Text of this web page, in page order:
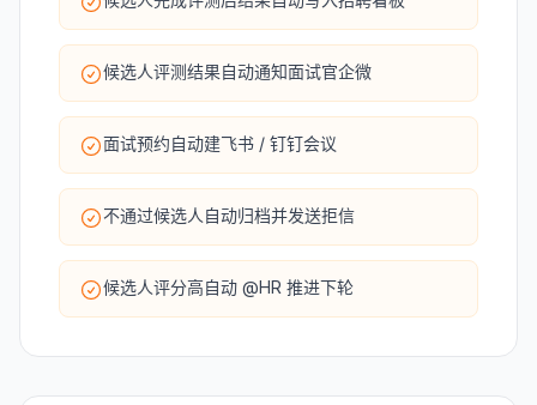
候选人评测结果自动通知面试官企微
面试预约自动建飞书 / 钉钉会议
不通过候选人自动归档并发送拒信
候选人评分高自动 @HR 推进下轮